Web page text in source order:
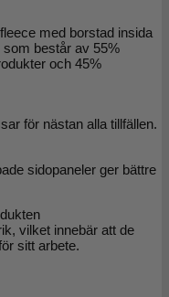
med borstad insida
består av 55%
och 45%
för nästan alla tillfällen.
sidopaneler ger bättre
vilket innebär att de
sitt arbete.